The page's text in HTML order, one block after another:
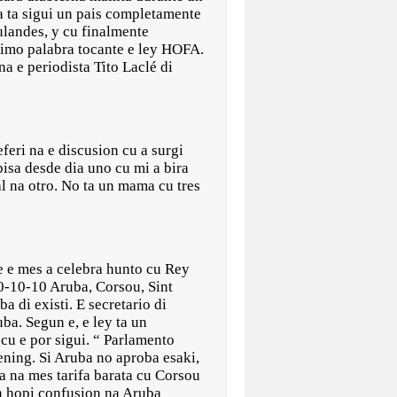
sigui un pais completamente
y cu finalmente
palabra tocante e ley HOFA.
e periodista Tito Laclé di
na e discusion cu a surgi
desde dia uno cu mi a bira
na otro. No ta un mama cu tres
mes a celebra hunto cu Rey
10-10 Aruba, Corsou, Sint
di existi. E secretario di
Segun e, e ley ta un
e por sigui. “ Parlamento
Si Aruba no aproba esaki,
mes tarifa barata cu Corsou
hopi confusion na Aruba